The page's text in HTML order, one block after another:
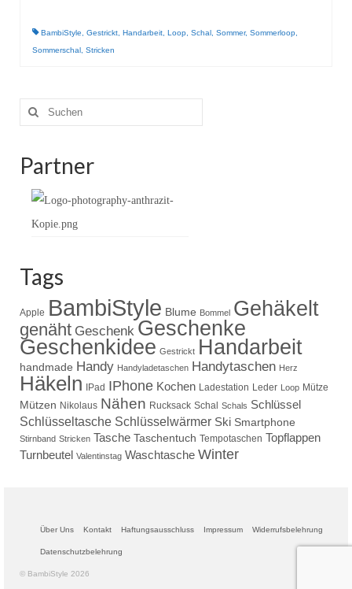
BambiStyle, Gestrickt, Handarbeit, Loop, Schal , Sommer, Sommerloop,
Sommerschal , Stricken
Suche
nach:
Partner
Tags
Apple BambiStyle Blume Bommel Gehäkelt
genäht Geschenk Geschenke
Geschenkidee Gestrickt Handarbeit
handmade Handy Handyladetaschen Handytaschen Herz
Häkeln IPad IPhone Kochen Ladestation Leder Loop Mütze
Mützen Nikolaus Nähen Rucksack Schal Schals Schlüssel
Schlüsseltasche Schlüsselwärmer Ski Smartphone
Stirnband Stricken Tasche Taschentuch Tempotaschen Topflappen
Turnbeutel Valentinstag Waschtasche Winter
Über Uns Kontakt Haftungsausschluss Impressum Widerrufsbelehrung
Datenschutzbelehrung
© BambiStyle 2026